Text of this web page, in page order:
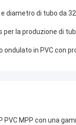
diametro di tubo da
la produzione di
in PVC con
MPP con una